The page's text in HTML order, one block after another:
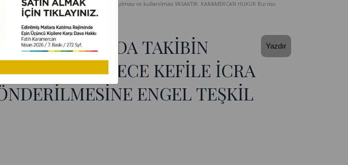
belirtilmeksizin kopyalanması, paylaşılması ve kullanılması YASAKTIR. KARAMERCAN HUKUK Bürosu
Yazdır
HAKKINDA TAKİBİN
SADECE KEFİLE İCRA
ENGEL TEŞKİL